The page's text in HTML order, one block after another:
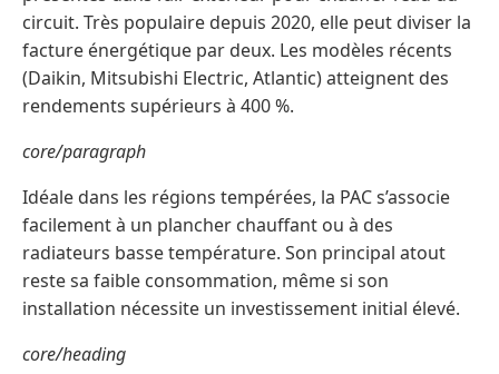
circuit. Très populaire depuis 2020, elle peut diviser la
facture énergétique par deux. Les modèles récents
(Daikin, Mitsubishi Electric, Atlantic) atteignent des
rendements supérieurs à 400 %.
core/paragraph
Idéale dans les régions tempérées, la PAC s’associe
facilement à un plancher chauffant ou à des
radiateurs basse température. Son principal atout
reste sa faible consommation, même si son
installation nécessite un investissement initial élevé.
core/heading